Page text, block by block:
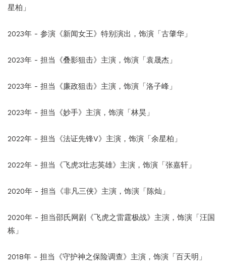
星柏」
2023年 - 参演《新闻女王》特别演出，饰演「古肇华」
2023年 - 担当《叠影狙击》主演，饰演「袁晟杰」
2023年 - 担当《廉政狙击》主演，饰演「洛子峰」
2023年 - 担当《妙手》主演，饰演「林昊」
2022年 - 担当《法证先锋V》主演，饰演「余星柏」
2022年 - 担当《飞虎3壮志英雄》主演，饰演「张嘉轩」
2020年 - 担当《非凡三侠》主演，饰演「陈灿」
2020年 - 担当邵氏网剧《飞虎之雷霆极战》主演，饰演「汪国
栋」
2018年 - 担当《守护神之保险调查》主演，饰演「百天明」